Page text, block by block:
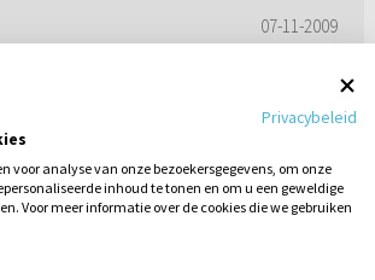
07-11-2009
...
Privacybeleid
voor analyse van onze bezoekersgegevens, om onze
inhoud te tonen en om u een geweldige
Voor meer informatie over de cookies die we gebruiken